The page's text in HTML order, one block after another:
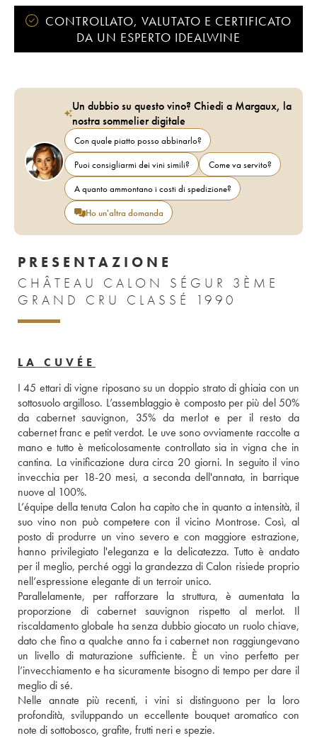
CONTROLLATO, VALUTATO E CERTIFICATO
DA UN ESPERTO IDEALWINE
Un dubbio su questo vino? Chiedi a Margaux, la
nostra sommelier digitale
Con quale piatto posso abbinarlo?
Puoi consigliarmi dei vini simili?
Come va servito?
A quanto ammontano i costi di spedizione?
Ho un'altra domanda
PRESENTAZIONE
CHÂTEAU CALON SÉGUR 3ÈME
GRAND CRU CLASSÉ 1990
LA CUVÉE
I 45 ettari di vigne riposano su un doppio strato di ghiaia con un
sottosuolo argilloso. L’assemblaggio è composto per più del 50%
da cabernet sauvignon, 35% da merlot e per il resto da
cabernet franc e petit verdot. Le uve sono ovviamente raccolte a
mano e tutto è meticolosamente controllato sia in vigna che in
cantina. La vinificazione dura circa 20 giorni. In seguito il vino
invecchia per 18-20 mesi, a seconda dell'annata, in barrique
nuove al 100%.
L’équipe della tenuta Calon ha capito che in quanto a intensità, il
suo vino non può competere con il vicino Montrose. Così, al
posto di produrre un vino severo e con maggiore estrazione,
hanno privilegiato l'eleganza e la delicatezza. Tutto è andato
per il meglio, perché oggi la grandezza di Calon risiede proprio
nell’espressione elegante di un terroir unico.
Parallelamente, per rafforzare la struttura, è aumentata la
proporzione di cabernet sauvignon rispetto al merlot. Il
riscaldamento globale ha senza dubbio giocato un ruolo chiave,
dato che fino a qualche anno fa i cabernet non raggiungevano
un livello di maturazione sufficiente. È un vino perfetto per
l’invecchiamento e ha sicuramente bisogno di tempo per dare il
meglio di sé.
Nelle annate più recenti, i vini si distinguono per la loro
profondità, sviluppando un eccellente bouquet aromatico con
note di sottobosco, grafite, frutti neri e spezie.